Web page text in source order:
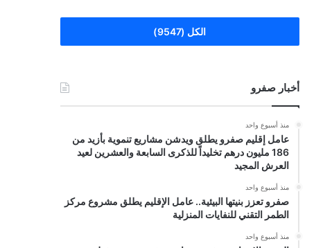
الكل (9547)
أخبار صفرو
منذ أسبوع واحد
عامل إقليم صفرو يطلق ويدشن مشاريع تنموية بأزيد من
186 مليون درهم تخليداً للذكرى السابعة والعشرين لعيد
العرش المجيد
منذ أسبوع واحد
صفرو تعزز بنيتها البيئية.. عامل الإقليم يطلق مشروع مركز
الطمر التقني للنفايات المنزلية
منذ أسبوع واحد